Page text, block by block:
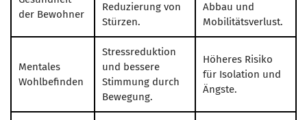
der Bewohner
Reduzierung von
Stürzen.
Abbau und
Mobilitätsverlust.
Mentales
Wohlbefinden
Stressreduktion
und bessere
Stimmung durch
Bewegung.
Höheres Risiko
für Isolation und
Ängste.